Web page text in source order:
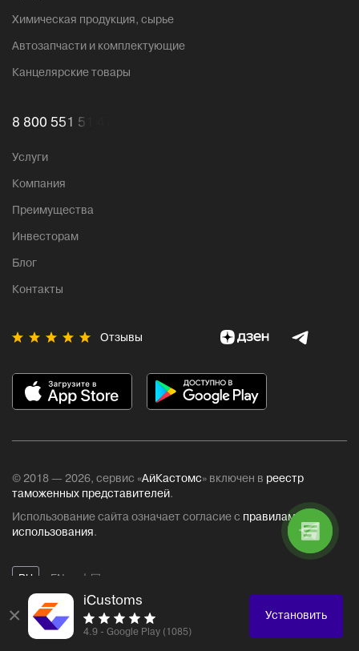
Химическая продукция, сырье
Автозапчасти и комплектующие
Канцелярские товары
8 800 551 51 47
Услуги
Компания
Преимущества
Инвесторам
Блог
Контакты
Отзывы
© 2018 — 2026, сервис «АйКастомс» включен в реестр
таможенных представителей .
Использование сайта означает согласие с правилами
использования .
×
iCustoms
4.9 - Google Play (1085)
Установить